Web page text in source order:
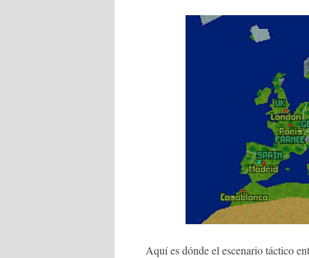
Aquí es dónde el escenario táctico